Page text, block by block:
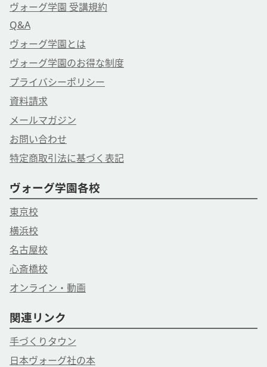
ヴォーグ学園 受講規約
Q&A
ヴォーグ学園とは
ヴォーグ学園のお得な制度
プライバシーポリシー
資料請求
メールマガジン
お問い合わせ
特定商取引法に基づく表記
ヴォーグ学園各校
東京校
横浜校
名古屋校
心斎橋校
オンライン・動画
関連リンク
手づくりタウン
日本ヴォーグ社の本